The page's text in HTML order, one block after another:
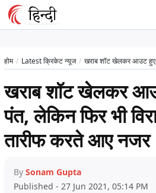
होम Latest क्रिकेट न्यूज खराब शॉट खेलकर आउट हुए थे ऋषभ
खराब शॉट खेलकर
पंत, लेकिन फिर भी
तारीफ करते आए नजर
By Sonam Gupta
Published - 27 Jun 2021, 05:14 PM